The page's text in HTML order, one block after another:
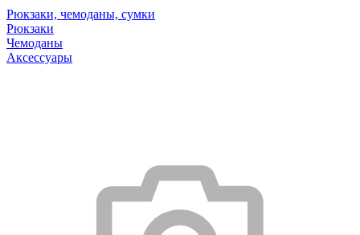
Рюкзаки, чемоданы, сумки
Рюкзаки
Чемоданы
Аксессуары